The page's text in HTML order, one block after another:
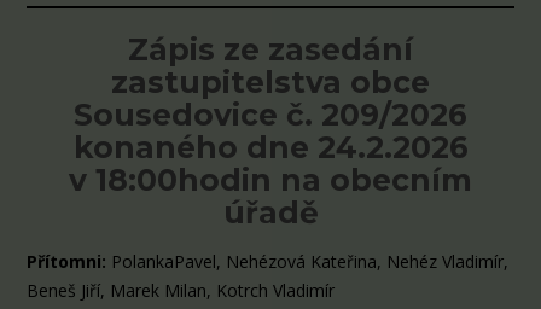
Zápis ze zasedání
zastupitelstva obce
Sousedovice č. 209/2026
konaného dne 24.2.2026
v 18:00hodin na obecním
úřadě
Přítomni: PolankaPavel, Nehézová Kateřina, Nehéz Vladimír,
Beneš Jiří, Marek Milan, Kotrch Vladimír